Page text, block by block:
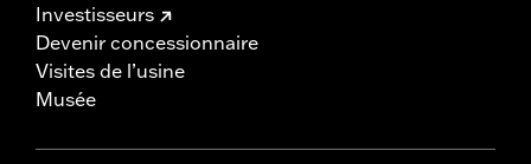
Investisseurs
Devenir concessionnaire
Visites de l’usine
Musée